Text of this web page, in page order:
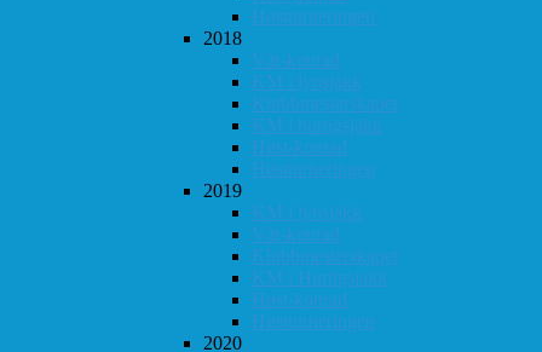
Høstturneringen
2018
Vår-konrad
KM i lynsjakk
Klubbmesterskapet
KM i hurtigsjakk
Høst-konrad
Høstturneringen
2019
KM i lynsjakk
Vår-konrad
Klubbmesterskapet
KM i Hurtigsjakk
Høst-konrad
Høstturneringen
2020